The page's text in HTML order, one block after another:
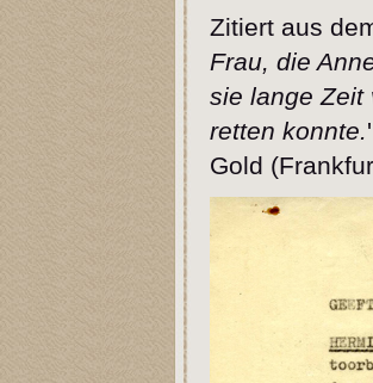
Zitiert aus
Frau, die
sie lange Zeit
retten konnte.
Gold